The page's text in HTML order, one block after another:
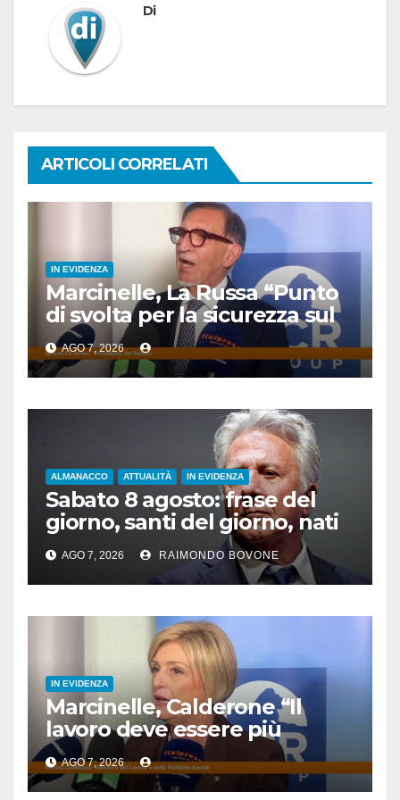
Di
ARTICOLI CORRELATI
IN EVIDENZA
Marcinelle, La Russa “Punto
di svolta per la sicurezza sul
lavoro”
AGO 7, 2026
ALMANACCO ATTUALITÀ IN EVIDENZA
Sabato 8 agosto: frase del
giorno, santi del giorno, nati
famosi, accadde oggi
AGO 7, 2026 RAIMONDO BOVONE
IN EVIDENZA
Marcinelle, Calderone “Il
lavoro deve essere più
sicuro”
AGO 7, 2026